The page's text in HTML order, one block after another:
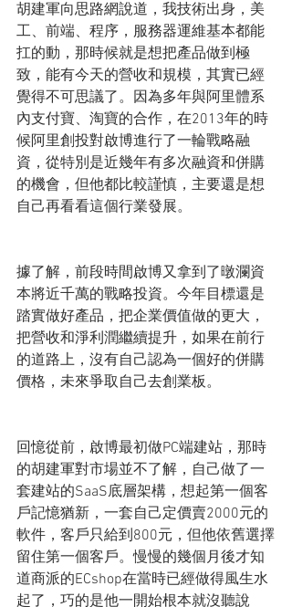
胡建軍向思路網說道，我技術出身，美
工、前端、程序，服務器運維基本都能
扛的動，那時候就是想把產品做到極
致，能有今天的營收和規模，其實已經
覺得不可思議了。因為多年與阿里體系
內支付寶、淘寶的合作，在2013年的時
候阿里創投對啟博進行了一輪戰略融
資，從特別是近幾年有多次融資和併購
的機會，但他都比較謹慎，主要還是想
自己再看看這個行業發展。
據了解，前段時間啟博又拿到了暾瀾資
本將近千萬的戰略投資。今年目標還是
踏實做好產品，把企業價值做的更大，
把營收和淨利潤繼續提升，如果在前行
的道路上，沒有自己認為一個好的併購
價格，未來爭取自己去創業板。
回憶從前，啟博最初做PC端建站，那時
的胡建軍對市場並不了解，自己做了一
套建站的SaaS底層架構，想起第一個客
戶記憶猶新，一套自己定價賣2000元的
軟件，客戶只給到800元，但他依舊選擇
留住第一個客戶。慢慢的幾個月後才知
道商派的ECshop在當時已經做得風生水
起了，巧的是他一開始根本就沒聽說